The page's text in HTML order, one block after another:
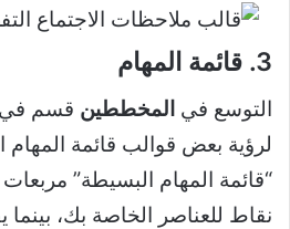
3. قائمة المهام
التوسع في المخططين قسم في
لرؤية بعض قوالب قائمة
“قائمة المهام البسيطة”
نقاط للعناصر الخاصة بك، بينما